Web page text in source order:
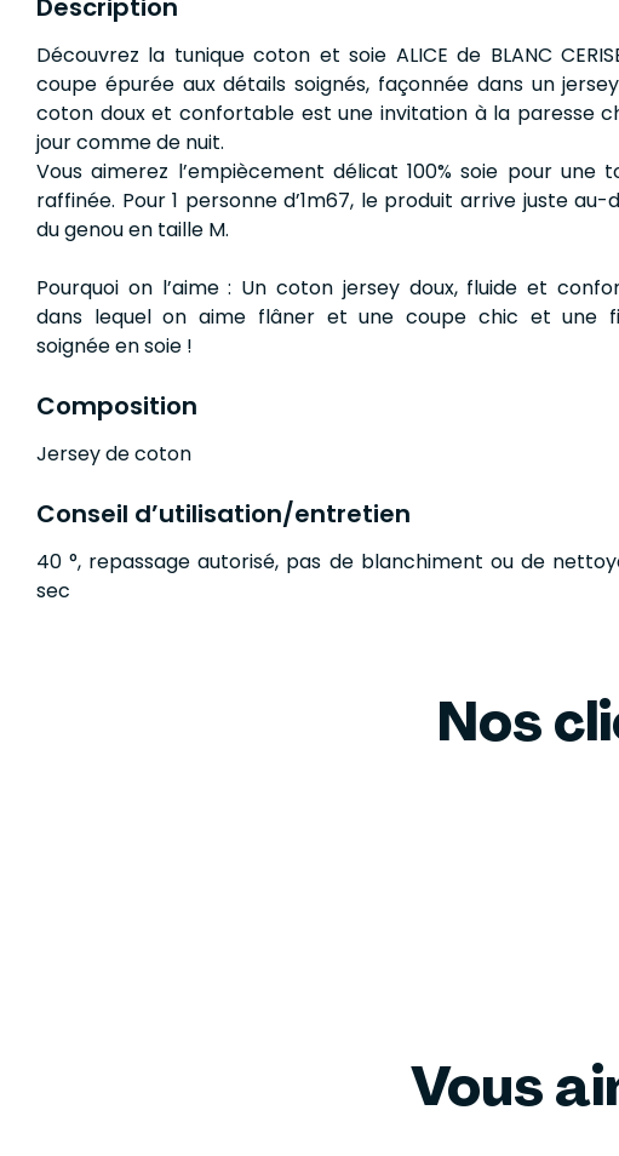
Description
Découvrez la tunique coton et soie ALICE de BLANC
coupe épurée aux détails soignés, façonnée dans un jersey
coton doux et confortable est une invitation à la paresse
jour comme de nuit.
Vous aimerez l’empiècement délicat 100% soie pour une
raffinée. Pour 1 personne d’1m67, le produit arrive juste au-
du genou en taille M.
Pourquoi on l’aime : Un coton jersey doux, fluide et
dans lequel on aime flâner et une coupe chic et une
soignée en soie !
Composition
Jersey de coton
Conseil d’utilisation/entretien
40 °, repassage autorisé, pas de blanchiment ou de
sec
Nos
Vous